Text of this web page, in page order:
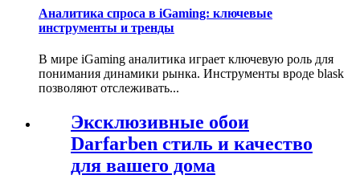
Аналитика спроса в iGaming: ключевые
инструменты и тренды
В мире iGaming аналитика играет ключевую роль для
понимания динамики рынка. Инструменты вроде blask
позволяют отслеживать...
Эксклюзивные обои
Darfarben стиль и качество
для вашего дома